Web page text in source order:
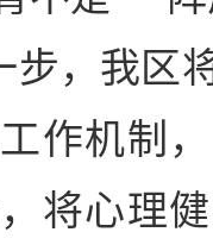
步，我区
作机制
将心理